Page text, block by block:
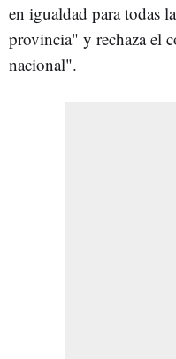
en igualdad para todas
provincia" y rechaza el
nacional".